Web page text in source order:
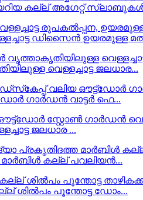
കല്ല് അഗേറ്റ്
ഡിസൈൻ ഉയരമുള്ള
വെള്ളച്ചാട്ട ജലധാര...
ഗാർഡൻ വാട്ടർ ഫെ...
ജലധാര ...
കല്ല് പവലിയൻ...
ശിൽപം പൂന്തോട്ട ഡോം...